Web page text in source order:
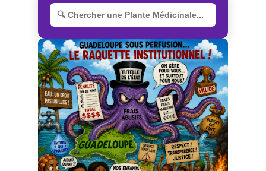
R
e
h
e
r
c
h
e
r
u
n
e
p
l